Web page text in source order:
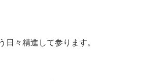
日々精進して参ります。